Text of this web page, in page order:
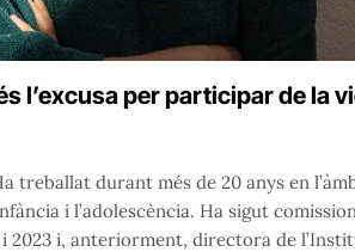
l’excusa per participar de la
treballat durant més de 20 anys en
i l’adolescència. Ha sigut
i 2023 i, anteriorment, directora de